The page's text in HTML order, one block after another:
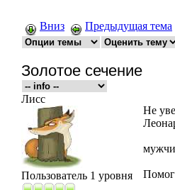
Вниз Предыдущая тема
Золотое сечение
Лисс
Пользователь 1 уровня
Не